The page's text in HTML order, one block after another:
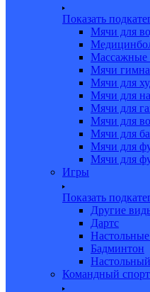
Показать
Мячи для
Массажные
Мячи
Мячи для
Мячи для
Мячи для
Мячи для
Мячи для
Мячи для
Мячи для
Игры
Показать
Другие
Дартс
Бадминтон
Командный спорт